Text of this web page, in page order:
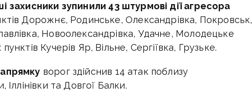
захисники зупинили 43 штурмові дії агресора
Дорожнє, Родинське, Олександрівка, Покровськ,
Новоолександрівка, Удачне, Молодецьке
Кучерів Яр, Вільне, Сергіївка, Грузьке.
ворог здійснив 14 атак поблизу
Іллінівки та Довгої Балки.